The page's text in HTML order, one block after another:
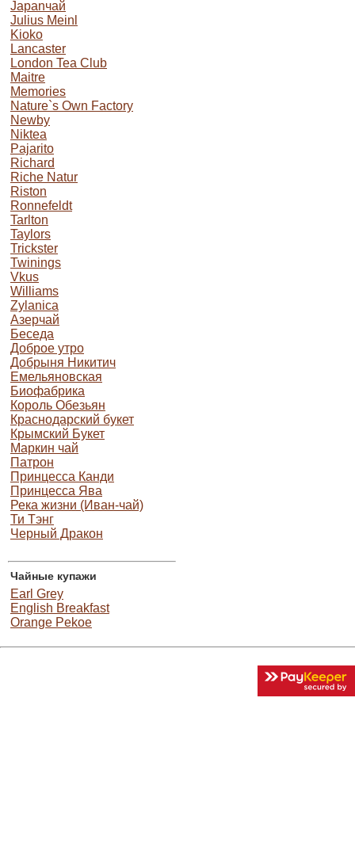
Japanчай
Julius Meinl
Kioko
Lancaster
London Tea Club
Maitre
Memories
Nature`s Own Factory
Newby
Niktea
Pajarito
Richard
Riche Natur
Riston
Ronnefeldt
Tarlton
Taylors
Trickster
Twinings
Vkus
Williams
Zylanica
Азерчай
Беседа
Доброе утро
Добрыня Никитич
Емельяновская
Биофабрика
Король Обезьян
Краснодарский букет
Крымский Букет
Маркин чай
Патрон
Принцесса Канди
Принцесса Ява
Река жизни (Иван-чай)
Ти Тэнг
Черный Дракон
Чайные купажи
Earl Grey
English Breakfast
Orange Pekoe